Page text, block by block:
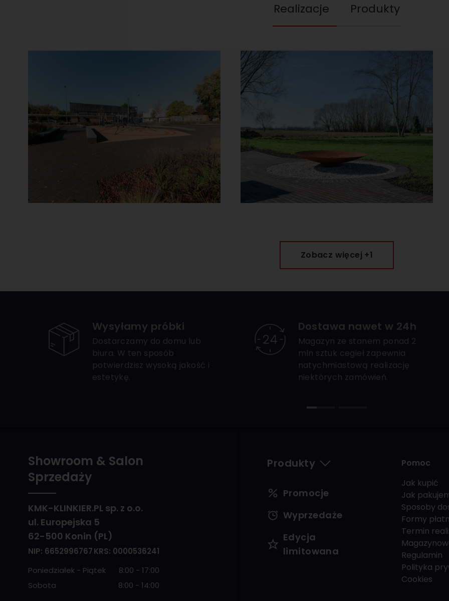
Realizacje Produkty
Zobacz więcej +1
Wysyłamy próbki
Dostarczamy do domu lub
biura. W ten sposób
potwierdzisz wysoką jakość i
estetykę.
Dostawa nawet w 24h
Magazyn ze stanem ponad 2
mln sztuk cegieł zapewnia
natychmiastową realizację
niektórych zamówień.
Showroom & Salon
Sprzedaży
KMK-KLINKIER.PL sp. z o.o.
ul. Europejska 5
62-500 Konin (PL)
NIP: 6652996767KRS: 0000536241
Poniedziałek - Piątek
8:00 - 17:00
Sobota
8:00 - 14:00
Produkty
Promocje
Wyprzedaże
Edycja
limitowana
Pomoc
Jak kupić
Jak
Sposoby
Formy
Termin
Regulamin
Polityka
Cookies